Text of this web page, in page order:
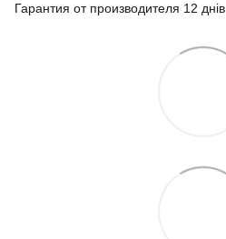
Гарантия от производителя 12 днів